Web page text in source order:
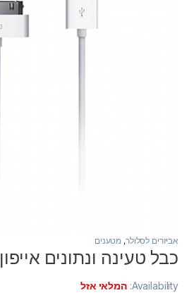
אביזרים לסלולר, מטענים
כבל טעינה ונתונים אייפון 4
Availability: המלאי אזל